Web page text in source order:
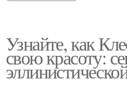
Узнайте, как
свою красоту: